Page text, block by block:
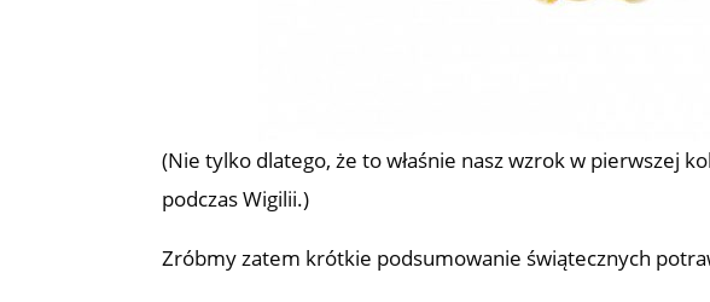
(Nie tylko dlatego, że to właśnie nasz wzrok w pierwszej
podczas Wigilii.)
Zróbmy zatem krótkie podsumowanie świątecznych